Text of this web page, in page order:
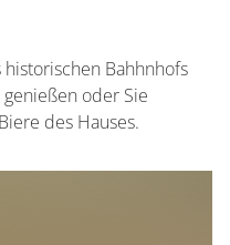
Bahhnhofs
oder Sie
des Hauses.